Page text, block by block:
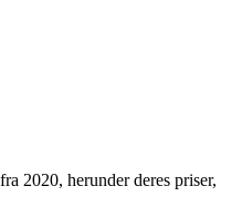
2020, herunder deres priser,